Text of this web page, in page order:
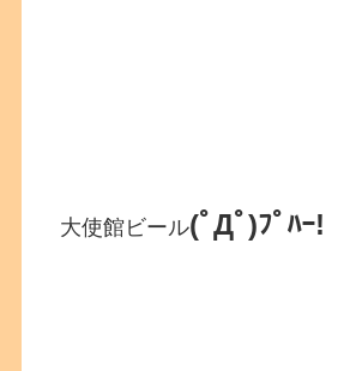
大使館ビール(ﾟДﾟ)ﾌﾟﾊｰ!